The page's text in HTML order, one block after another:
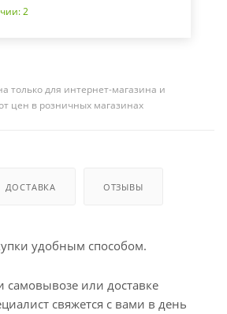
2
только для интернет-магазина и
цен в розничных магазинах
ДОСТАВКА ОТЗЫВЫ
удобным способом.
или доставке
свяжется с вами в день